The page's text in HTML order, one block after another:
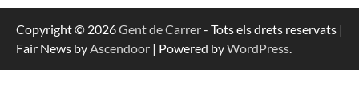
Copyright © 2026Gent de Carrer- Tots els drets reservats |
Fair News by Ascendoor | Powered byWordPress